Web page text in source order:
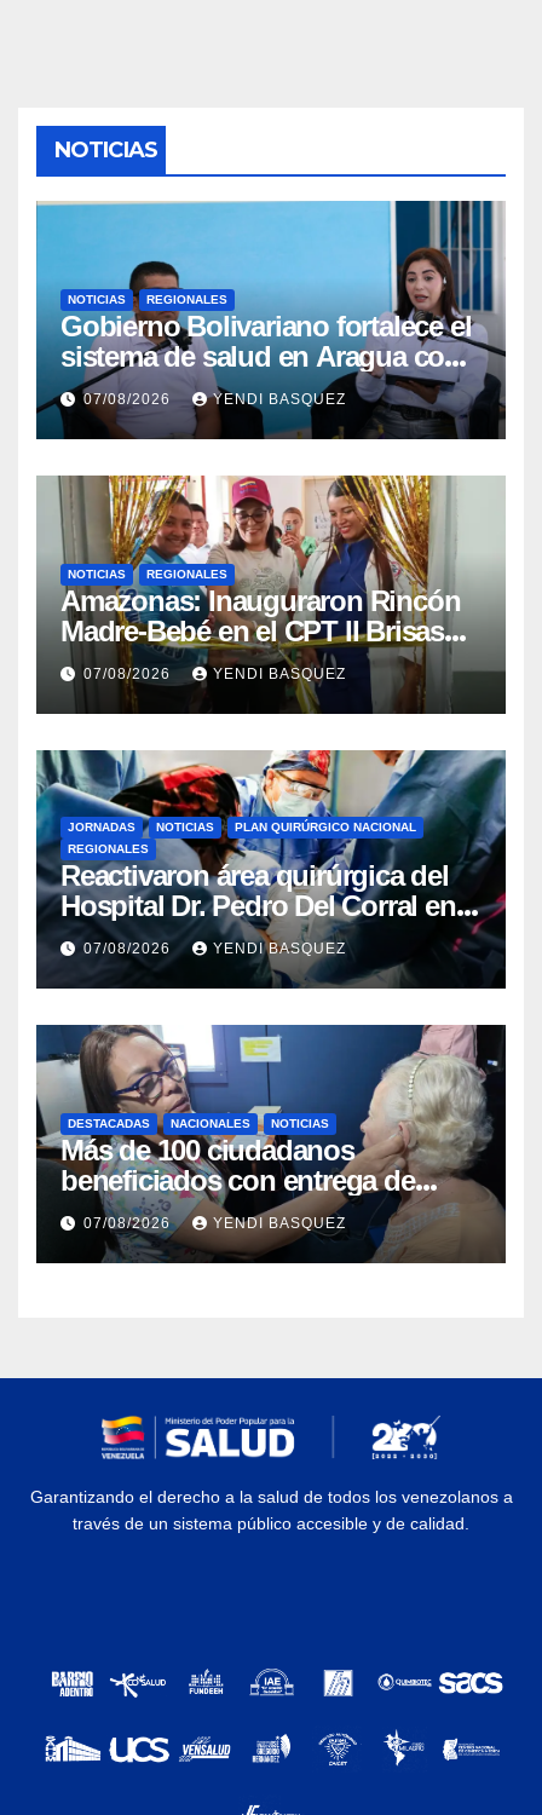
NOTICIAS
NOTICIAS REGIONALES
Gobierno Bolivariano fortalece el
sistema de salud en Aragua con
la reinauguración del CDI La
Mora
07/08/2026 YENDI BASQUEZ
NOTICIAS REGIONALES
​Amazonas: Inauguraron Rincón
Madre-Bebé en el CPT II Brisas
del Aeropuerto ​Inauguraron
Rincón
07/08/2026 YENDI BASQUEZ
JORNADAS NOTICIAS
PLAN QUIRÚRGICO NACIONAL
REGIONALES
Reactivaron área quirúrgica del
Hospital Dr. Pedro Del Corral en
Guárico
07/08/2026 YENDI BASQUEZ
DESTACADAS NACIONALES NOTICIAS
Más de 100 ciudadanos
beneficiados con entrega de
prótesis auditivas en el Centro de
Rehabilitación J.J. Arvelo
07/08/2026 YENDI BASQUEZ
Garantizando el derecho a la salud de todos los venezolanos a
través de un sistema público accesible y de calidad.